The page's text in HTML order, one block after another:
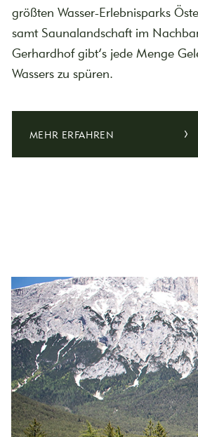
größten Wasser-Erlebnisparks
samt Saunalandschaft im
Gerhardhof gibt’s jede Menge
Wassers zu spüren.
MEHR ERFAHREN